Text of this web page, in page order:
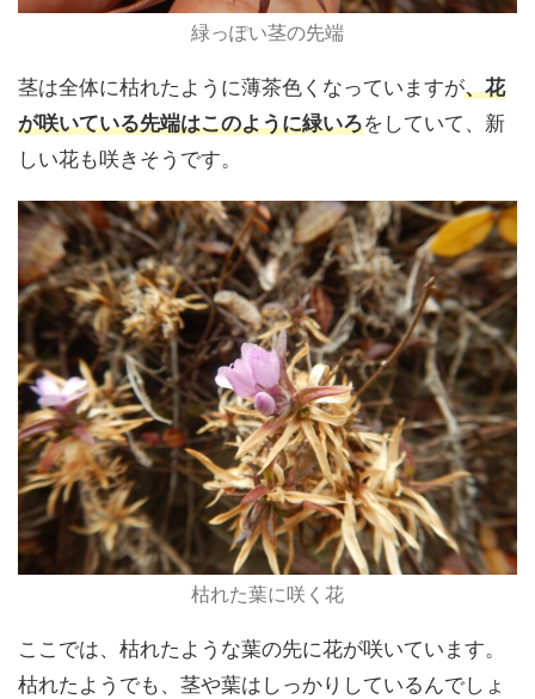
緑っぽい茎の先端
茎は全体に枯れたように薄茶色くなっていますが、花
が咲いている先端はこのように緑いろをしていて、新
しい花も咲きそうです。
枯れた葉に咲く花
ここでは、枯れたような葉の先に花が咲いています。
枯れたようでも、茎や葉はしっかりしているんでしょ